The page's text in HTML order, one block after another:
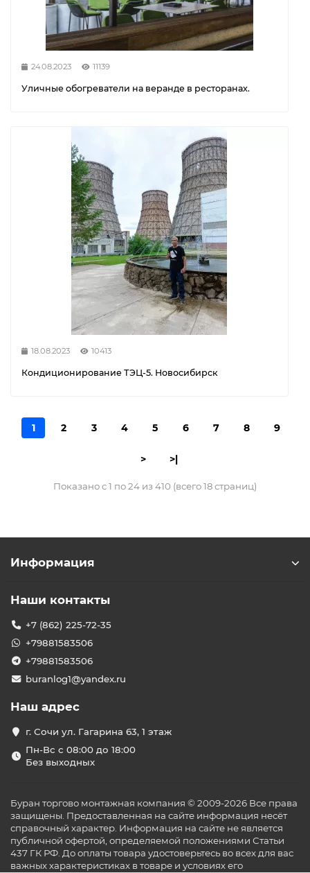
24.08.2023 11139
Уличные обогреватели на веранде в ресторанах.
18.08.2023 10413
Кондиционирование ТЭЦ-5. Новосибирск
1 2 3 4 5 6 7 8 9
> >|
Показано с 1 по 24 из 410 (всего 18 страниц)
Информация
Наши контакты
+7 (862) 225-72-35
+79881583506
+79881583506
buranlog1@yandex.ru
Наш адрес
г. Сочи ул. Гагарина 63, 1 этаж
Пн-Вс с 08:00 до 18:00
Без выходных
Буран торгово монтажная компания © 2009-2026 Все права
защищены. Предоставленная на сайте информация несёт
справочный характер. Информация на сайте не является
публичной офертой, определяемой положениями Статьи
437 ГК РФ. До оплаты товара удостоверьтесь во всех для вас
важных характеристиках в товаре и условиях его